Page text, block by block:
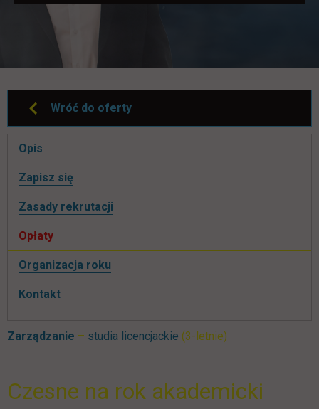
Wróć do oferty
Pomiń
nawigacje
Opis
Zapisz się
Zasady rekrutacji
Opłaty
Organizacja roku
Kontakt
Zarządzanie – studia licencjackie (3-letnie)
Czesne na rok akademicki